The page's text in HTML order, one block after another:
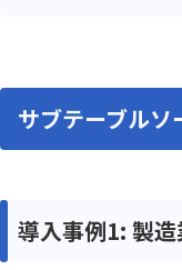
サブテーブル
導入事例1: 製